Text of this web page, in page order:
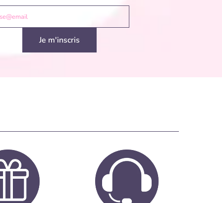
Je m'inscris